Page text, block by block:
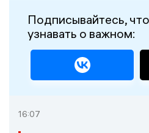
Подписывайтесь,
узнавать о важном:
16:07